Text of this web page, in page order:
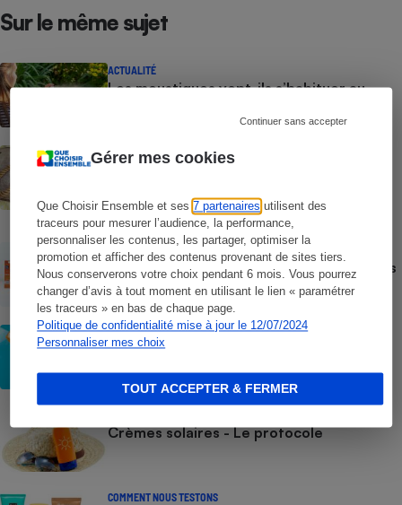
Gérer mes cookies
Que Choisir Ensemble et ses7 partenaires utilisent des
traceurs pour mesurer l’audience, la performance,
personnaliser les contenus, les partager, optimiser la
promotion et afficher des contenus provenant de sites tiers.
Nous conserverons votre choix pendant 6 mois. Vous pourrez
changer d’avis à tout moment en utilisant le lien « paramétrer
les traceurs » en bas de chaque page.
Politique de confidentialité mise à jour le 12/07/2024
Personnaliser mes choix
Continuer sans accepter
TOUT ACCEPTER & FERMER
Sur le même sujet
ACTUALITÉ
Les moustiques vont-ils s’habituer au
ACTION QUE CHOISIR ENSEMBLE
dangereuses pour la santé des
consommateurs
ACTUALITÉ
Crèmes solaires - Le bilan désastreux des
plateformes chinoises
CONSEILS
Crèmes solaires - Les logos à la loupe
Crèmes solaires - Le protocole
COMMENT NOUS TESTONS